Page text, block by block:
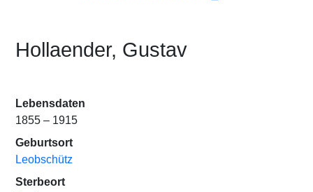
Hollaender, Gustav
Lebensdaten
1855 – 1915
Geburtsort
Leobschütz
Sterbeort